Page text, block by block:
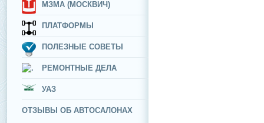
МЗМА (МОСКВИЧ)
ПЛАТФОРМЫ
ПОЛЕЗНЫЕ СОВЕТЫ
РЕМОНТНЫЕ ДЕЛА
УАЗ
ОТЗЫВЫ ОБ АВТОСАЛОНАХ